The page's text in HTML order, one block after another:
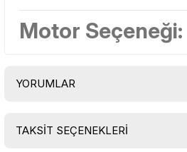
Motor Seçeneği:
YORUMLAR
TAKSİT SEÇENEKLERİ